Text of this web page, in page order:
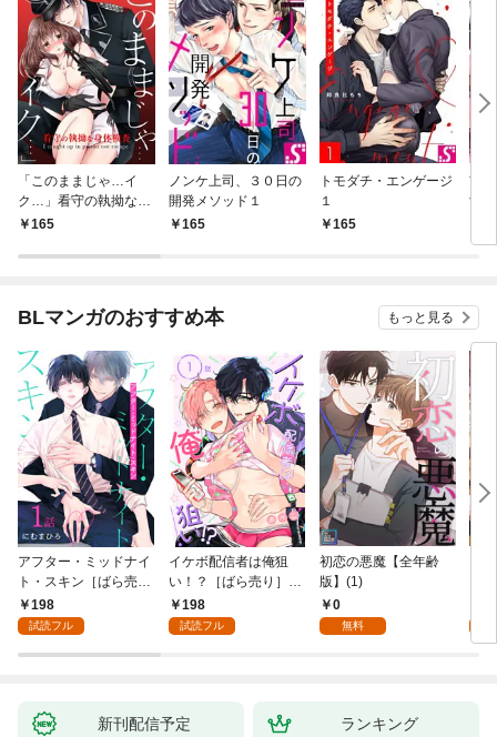
「このままじゃ…イ
ク…」看守の執拗な身
体検査【分冊版】１
165
ノンケ上司、３０日の
開発メソッド１
165
トモダチ・エンゲージ
１
165
前
女
BLマンガのおすすめ本 もっと見る
アフター・ミッドナイ
ト・スキン［ばら売
り］ 第1話
198
試読フル
イケボ配信者は俺狙
い！？［ばら売り］
第1話
198
試読フル
初恋の悪魔【全年齢
版】(1)
0
無料
新刊配信予定 ランキング